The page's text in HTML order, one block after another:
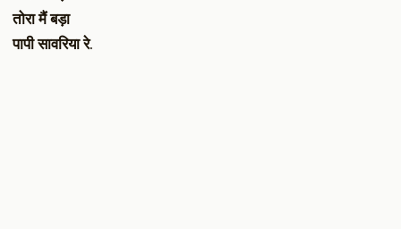
तोरा मैं बड़ा
पापी सावरिया रे.